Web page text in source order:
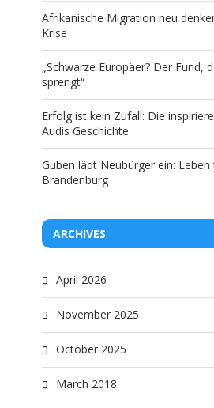
Afrikanische Migration neu
Krise
„Schwarze Europäer? Der Fund,
sprengt“
Erfolg ist kein Zufall: Die
Audis Geschichte
Guben lädt Neubürger ein: Leben
Brandenburg
ARCHIVES
April 2026
November 2025
October 2025
March 2018